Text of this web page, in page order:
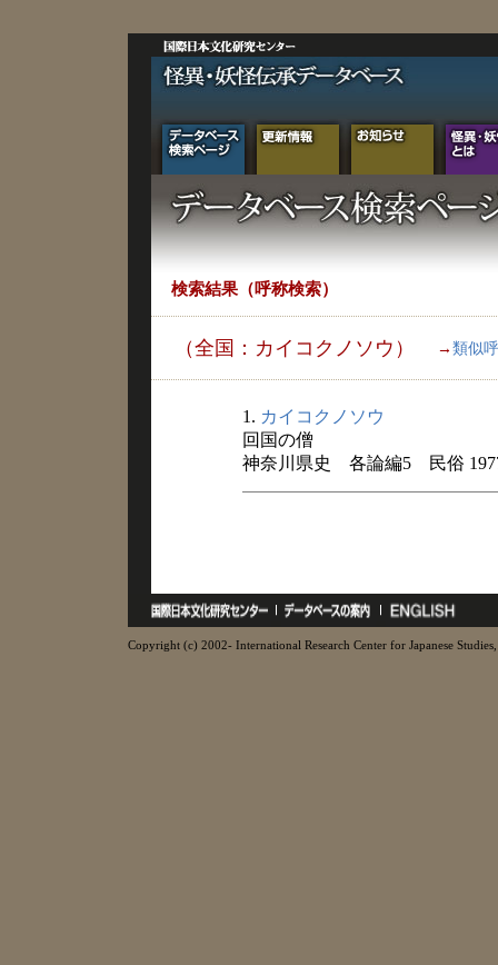
検索結果（呼称検索）
（全国：カイコクノソウ） → 類似
1. カイコクノソウ
回国の僧
神奈川県史 各論編5 民俗
Copyright (c) 2002- International Research Center for Japanese